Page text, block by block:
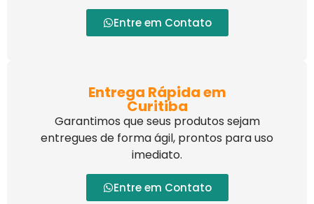
Entre em Contato
Entrega Rápida em
Curitiba
Garantimos que seus produtos sejam
entregues de forma ágil, prontos para uso
imediato.
Entre em Contato